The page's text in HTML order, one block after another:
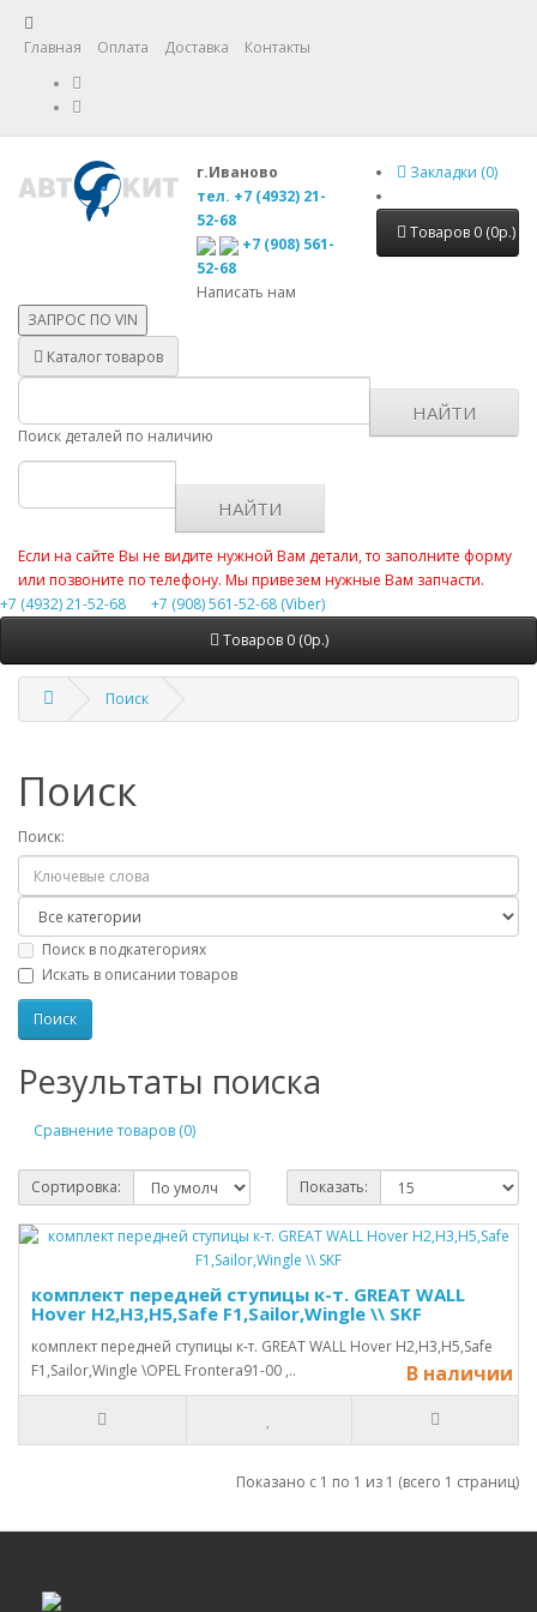
Главная Оплата Доставка Контакты
г.Иваново
тел. +7 (4932) 21-
52-68
+7 (908) 561-
52-68
Написать нам
Закладки (0)
Товаров 0 (0р.)
ЗАПРОС ПО VIN
Каталог товаров
Поиск деталей по наличию
НАЙТИ
НАЙТИ
Если на сайте Вы не видите нужной Вам детали, то заполните форму
или позвоните по телефону. Мы привезем нужные Вам запчасти.
+7 (4932) 21-52-68
+7 (908) 561-52-68 (Viber)
Товаров 0 (0р.)
Поиск
Поиск
Поиск:
Поиск в подкатегориях
Искать в описании товаров
Результаты поиска
Сравнение товаров (0)
Сортировка: Показать:
комплект передней ступицы к-т. GREAT WALL
Hover H2,H3,H5,Safe F1,Sailor,Wingle \\ SKF
комплект передней ступицы к-т. GREAT WALL Hover H2,H3,H5,Safe
F1,Sailor,Wingle \OPEL Frontera91-00 ,..
В наличии
Показано с 1 по 1 из 1 (всего 1 страниц)